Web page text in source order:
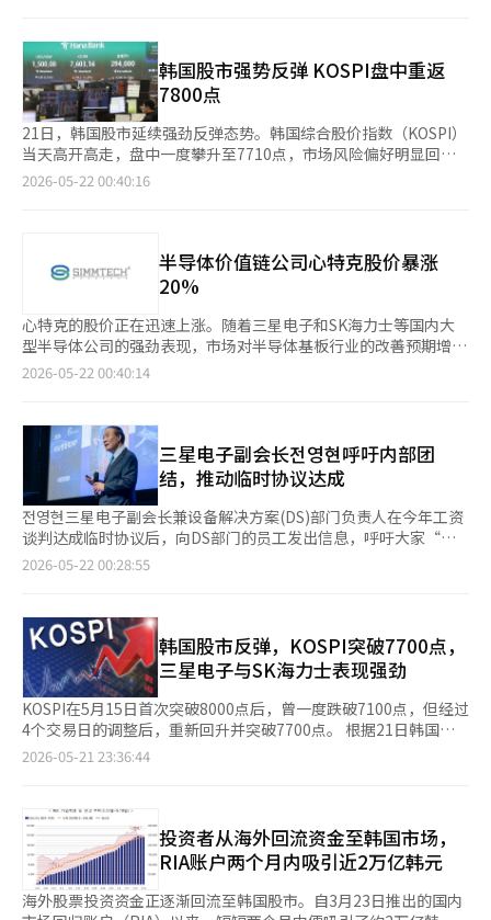
息，卡카오总部及卡카오支付、卡카오娱乐、DK技术、XL游戏等五
家公司于前一天在京畿道城南市的板桥站广场举行了“2026年集
体谈判胜利誓师大会”，并进行了工会成员的罢工赞成与反对投
票。投票结果显示，罢工获得通过。 卡카오公司与工会于18日举
行的第一次调解会议上决定将调解期限延长至27日，以便进行进一
步协商。如果第二次调解仍未达成协议，卡카오总部工会将获得争
议权。此前，部分子公司工会已因调解中止决定而获得争议权。
双方在绩效奖励体系和就业稳定问题上未能缩小分歧。工会认为，
等不确定性，必须对奖励的扩大持谨慎态度。 卡카오工会在前一天
的誓师大会上提出了以下共同要求：△经营改革与责任经营 △就
业稳定与共同体安全网建设 △公平的绩效奖励与利益分配 △普遍
的劳动环境与福利体系建设。 业界普遍认为，此次卡카오工会的行
动与去年的情况有很大不同。卡카오出行工会在去年的工资和集体
谈判破裂后，曾预告阶段性罢工，并进行了2小时的部分罢工。随
后还提到4小时部分罢工和全面罢工的可能性，但在劳资谈判过程
子公司共同行动，规模和影响力更大。特别是卡카오总部是负责卡
卡消息、广告、商业和AI业务战略的核心组织，因此备受业界关
注。如果罢工真正发生，将对卡卡消息等主要服务的运营稳定性和
AI业务的推进进度产生影响。 与制造业不同，作为IT企业的卡카
오，罢工直接导致服务中断的可能性较小。由于平台服务依赖于自
动化的服务器运营体系和常态应对组织，短期罢工不会立即导致卡
卡消息等主要服务的瘫痪。 然而，如果劳资冲突持续升级，可能
会对新服务开发和项目进度造成压力。卡卡目前正致力于将卡卡消
能的开发或服务升级进度产生一定影响。 卡卡支付方面，虽然罢
工导致支付和转账服务中断的可能性较低，但在运营稳定性和外部
信任管理方面可能会成为负担。卡卡企业和DK技术分别负责基于
云和AI的企业间交易（B2B）业务及集团内部开发和运营支持，若
罢工持续，可能会对技术支持、维护和新建设项目产生一定影响。
卡卡目前表示正专注于劳资协商。卡卡相关人士表示：“由于双方
于18日达成了延长调解期限的共识，因此在剩余时间内将持续努力
韩国股市强势反弹 KOSPI盘中重返
7800点
21日，韩国股市延续强劲反弹态势。韩国综合股价指数（KOSPI）
当天高开高走，盘中一度攀升至7710点，市场风险偏好明显回
暖。KOSPI当天以7486.37点开盘，较前一交易日上涨277.42点，
振。其中，三星电子劳资双方就工资问题达成暂定协议，此前市场
担忧的罢工风险得到有效缓解，投资情绪明显回升。此外，隔夜美
股在半导体板块带动下收涨，美国国债收益率与国际油价双双回
落，外部市场环境趋于改善。受买盘快速涌入影响，KOSPI开盘约
24分钟后即触发程序化买盘“熔断机制”（Sidecar），韩国创业
板市场（KOSDAQ）也同步触发买入侧熔断。 元大证券研究员李
金绩效奖金发放压力减轻，共同构成推动市场上行的内部动力；与
此同时，市场对伊朗局势趋于缓和的预期升温，以及英伟达
（NVIDIA）亮眼的业绩表现，也为此次反弹提供了额外支撑。 外
资机构对韩国股市的乐观预期亦持续升温。野村证券近期发布报告
显示，将今年KOSPI目标区间由此前的7500至8000点大幅上调至
10000至11000点。报告指出，通用存储芯片与高带宽存储器
（HBM）正处于“超级周期”，将成为今年至2027年韩国企业盈
利及净资产收益率（ROE）增长的核心驱动力。此外，报告还指
内的人工智能（AI）基础设施领域，未来五年有望持续贡献稳定收
益。
2026-05-22 00:40:16
半导体价值链公司心特克股价暴涨
20%
心特克的股价正在迅速上涨。随着三星电子和SK海力士等国内大
型半导体公司的强劲表现，市场对半导体基板行业的改善预期增
强，投资者的信心也随之提升。 根据21日韩国交易所的数据，截
幅上涨，显示出半导体价值链整体的买入热情正在扩散。前一天，
三星电子与工会达成了薪资谈判的初步协议，改善了半导体行业的
投资情绪。同一时刻，三星电子（上涨7.79%）和SK海力士（上涨
11.12%）的股价也表现出强劲的上涨趋势，进一步推动了半导体
大型股的买入热潮。 三星电子与工会在前一晚签署了2026年薪资
谈判的初步协议，避免了即将到来的总罢工。Kiwoom证券的研究
员韩志英表示：“罢工风险的缓解可能会为以半导体股票为中心的
友好供需环境创造条件。” 此外，英伟达的良好业绩也刺激了投
收为816亿2000万美元（约122万亿韩元），较前一季度增长约
20%，连续12个季度创下历史最高营收记录。市场分析认为，人
工智能服务器投资的扩大将推动高带宽内存（HBM）的需求增
加，这对国内半导体股票整体产生了积极影响。※ 本报道经人工
智能（AI）系统翻译与编辑。
2026-05-22 00:40:14
三星电子副会长전영현呼吁内部团
结，推动临时协议达成
전영현三星电子副会长兼设备解决方案(DS)部门负责人在今年工资
谈判达成临时协议后，向DS部门的员工发出信息，呼吁大家“放
下冲突的时间，团结一致”。经历了总罢工危机的劳资冲突在达成
判临时协议通知》和전副会长针对DS部门的讲话。 在题为“再次
齐心协力”的讲话中，전副会长鼓励因长期冲突而疲惫的员工，并
强调了应对即将到来的全球半导体竞争的组织团结。 전副会长表
示：“在困难的环境下，正是因为大家在各自岗位上不懈努力，才
取得了这样的结果。” 他接着说：“虽然在谈判过程中存在分歧
和冲突，但大家对公司的关心是一致的。”并表示：“我深刻理解
员工们在这一过程中所感受到的担忧和失望。”这被解读为对围绕
绩效奖金的部门间不满和内部冲突的回应。 三星电子的劳资双方
导体市场回暖的背景下，DS部门的绩效补偿问题成为核心争议，
工会甚至预告了总罢工，局势一度紧张。尽管面临着内外部不确定
性和半导体生产受阻的担忧，但最终达成的临时协议避免了最坏的
停工局面。 此次达成的临时协议仍需经过工会成员的表决程序。
三星电子工会联合斗争总部计划于22日下午2时至27日上午10时进
行成员投票。如果过半数的在册成员参与投票并且过半数支持，协
2026-05-22 00:28:55
韩国股市反弹，KOSPI突破7700点，
三星电子与SK海力士表现强劲
KOSPI在5月15日首次突破8000点后，曾一度跌破7100点，但经过
4个交易日的调整后，重新回升并突破7700点。 根据21日韩国交
易所的数据，截至当日下午12时49分，KOSPI较前一交易日上涨
晚达成了工资谈判的初步协议，同时英伟达发布的业绩超出市场预
期，改善了投资者情绪。此外，美国总统唐纳德·特朗普提到与伊
朗的谈判已进入最后阶段，这也导致国际油价和美国国债收益率双
双下跌，对股市形成了利好。 在证券市场上，机构投资者净买入
超过1.4万亿韩元的股票，推动了指数上涨。外资净卖出1万亿韩
2026-05-21 23:36:44
投资者从海外回流资金至韩国市场，
RIA账户两个月内吸引近2万亿韩元
海外股票投资资金正逐渐回流至韩国股市。自3月23日推出的国内